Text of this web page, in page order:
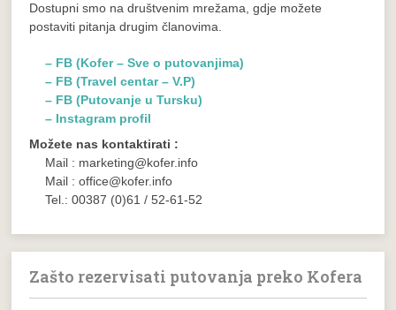
Dostupni smo na društvenim mrežama, gdje možete
postaviti pitanja drugim članovima.
– FB (Kofer – Sve o putovanjima)
– FB (Travel centar – V.P)
– FB (Putovanje u Tursku)
– Instagram profil
Možete nas kontaktirati :
Mail : marketing@kofer.info
Mail : office@kofer.info
Tel.: 00387 (0)61 / 52-61-52
Zašto rezervisati putovanja preko Kofera